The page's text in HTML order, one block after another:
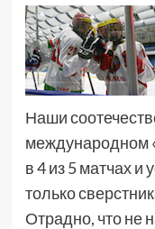
Наши
международном
в 4 из 5 матчах и
только
Отрадно, что не